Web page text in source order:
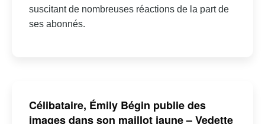
suscitant de nombreuses réactions de la part de
ses abonnés.
Célibataire, Émily Bégin publie des
images dans son maillot jaune – Vedette